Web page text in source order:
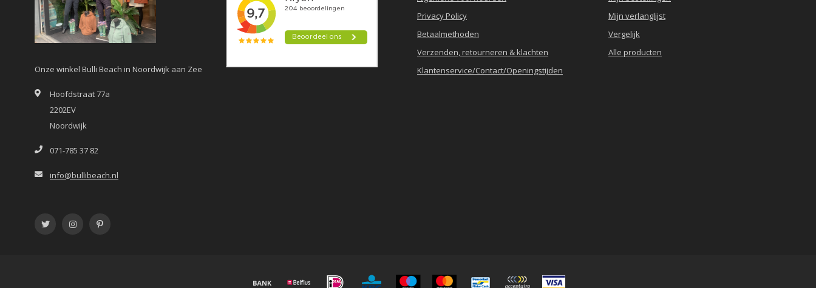
Onze winkel Bulli Beach in Noordwijk aan Zee
Hoofdstraat 77a
2202EV
Noordwijk
071-785 37 82
info@bullibeach.nl
Privacy Policy
Betaalmethoden
Verzenden, retourneren & klachten
Klantenservice/Contact/Openingstijden
Mijn verlanglijst
Vergelijk
Alle producten